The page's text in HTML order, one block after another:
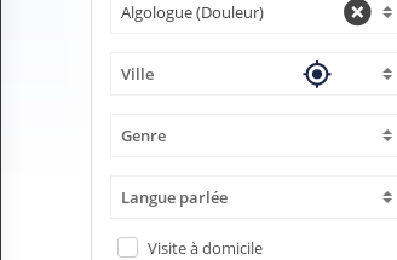
Algologue (Douleur)
Ville
Genre
Langue parlée
Visite à domicile